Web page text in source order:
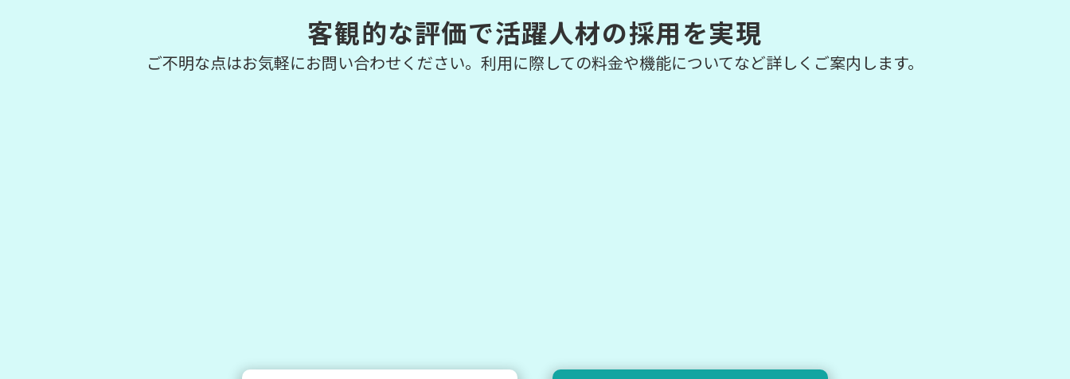
客観的な評価で活躍人材の採用を実現
ご不明な点はお気軽にお問い合わせください。利用に際しての料金や機能についてなど詳しくご案内します。